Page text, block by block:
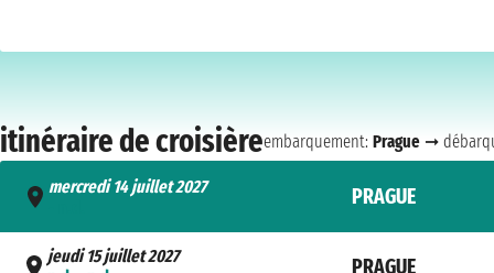
itinéraire de croisièreembarquement: Prague ➞
mercredi 14 juillet 2027
PRAGUE
jeudi 15 juillet 2027
PRAGUE